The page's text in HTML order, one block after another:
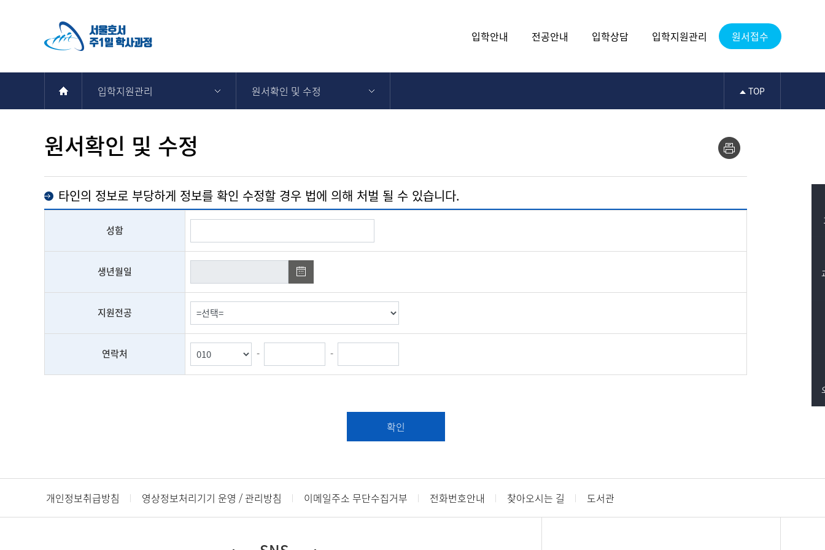
입학안내 전공안내 입학상담 입학지원관리 원서접수
입학지원관리 원서확인 및 수정 TOP
원서확인 및 수정
타인의 정보로 부당하게 정보를 확인 수정할 경우 법에 의해 처벌 될 수 있습니다.
성함
생년월일
지원전공
연락처 - -
확인
개인정보취급방침 영상정보처리기기 운영 / 관리방침 이메일주소 무단수집거부 전화번호안내 찾아오시는 길 도서관